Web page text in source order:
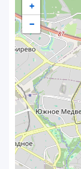
+
−